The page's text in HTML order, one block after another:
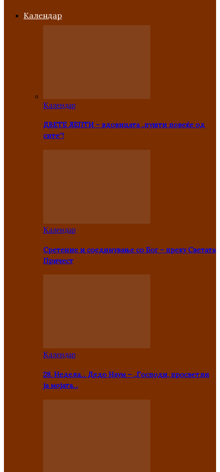
Kалендар
Kалендар
ДВЕТЕ ЛЕПТИ – вдовицата „пушти повеќе од
сите“!
Kалендар
Сретение и соединување со Бог – преку Светата
Причест
Kалендар
28. Недела… Дедо Наум – „Господи, просветли
ја мојата…